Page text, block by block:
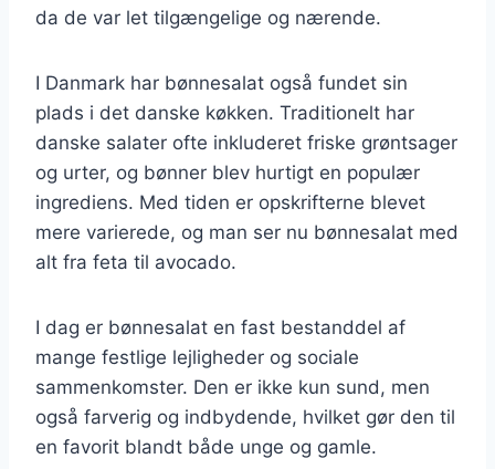
da de var let tilgængelige og nærende.
I Danmark har bønnesalat også fundet sin
plads i det danske køkken. Traditionelt har
danske salater ofte inkluderet friske grøntsager
og urter, og bønner blev hurtigt en populær
ingrediens. Med tiden er opskrifterne blevet
mere varierede, og man ser nu bønnesalat med
alt fra feta til avocado.
I dag er bønnesalat en fast bestanddel af
mange festlige lejligheder og sociale
sammenkomster. Den er ikke kun sund, men
også farverig og indbydende, hvilket gør den til
en favorit blandt både unge og gamle.